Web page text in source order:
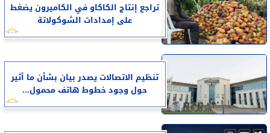
تراجع إنتاج الكاكاو في الكاميرون يضغط
على إمدادات الشوكولاتة
تنظيم الاتصالات يصدر بيان بشأن ما أثير
حول وجود خطوط هاتف محمول...